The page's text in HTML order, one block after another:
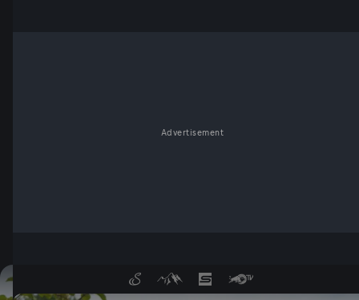
Advertisement
Der Selbstversorgergarten -